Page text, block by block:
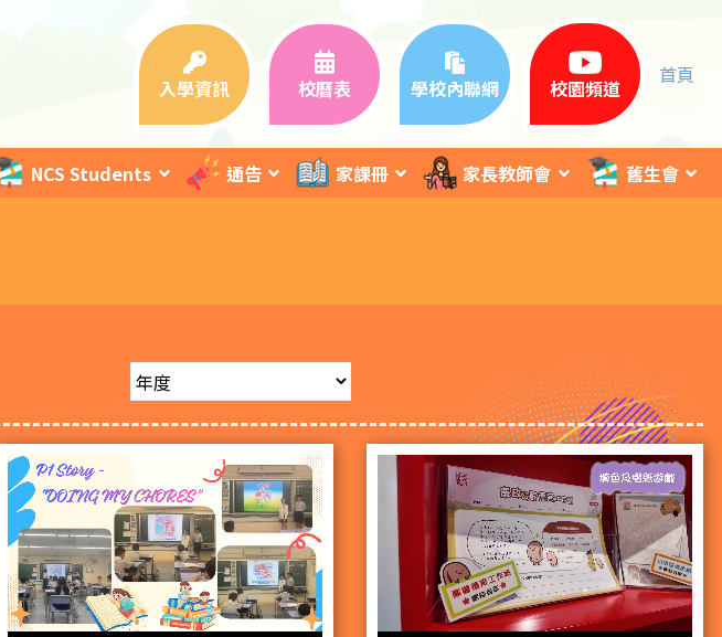
入學資訊 校曆表 學校內聯網 校園頻道
首頁
NCS Students 通告 家課冊 家長教師會 舊生會